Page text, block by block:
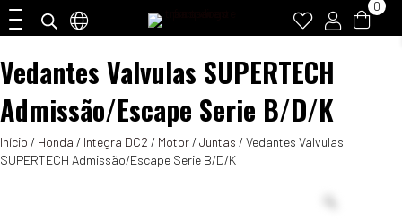
0
Vedantes Valvulas SUPERTECH
Admissão/Escape Serie B/D/K
Início / Honda / Integra DC2 / Motor/ Juntas / Vedantes Valvulas
SUPERTECH Admissão/Escape Serie B/D/K